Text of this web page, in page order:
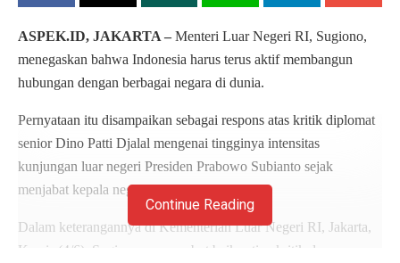
ASPEK.ID, JAKARTA – Menteri Luar Negeri RI, Sugiono,
menegaskan bahwa Indonesia harus terus aktif membangun
hubungan dengan berbagai negara di dunia.
Pernyataan itu disampaikan sebagai respons atas kritik diplomat
senior Dino Patti Djalal mengenai tingginya intensitas
kunjungan luar negeri Presiden Prabowo Subianto sejak
menjabat kepala negara.
Dalam keterangannya di Kementerian Luar Negeri RI, Jakarta,
Kamis (4/6), Sugiono menyambut baik setiap kritik dan
Continue Reading